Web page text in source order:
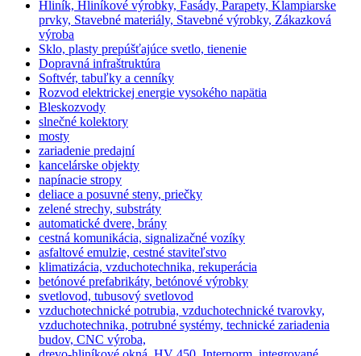
Hliník, Hliníkové výrobky, Fasády, Parapety, Klampiarske
prvky, Stavebné materiály, Stavebné výrobky, Zákazková
výroba
Sklo, plasty prepúšťajúce svetlo, tienenie
Dopravná infraštruktúra
Softvér, tabuľky a cenníky
Rozvod elektrickej energie vysokého napätia
Bleskozvody
slnečné kolektory
mosty
zariadenie predajní
kancelárske objekty
napínacie stropy
deliace a posuvné steny, priečky
zelené strechy, substráty
automatické dvere, brány
cestná komunikácia, signalizačné vozíky
asfaltové emulzie, cestné staviteľstvo
klimatizácia, vzduchotechnika, rekuperácia
betónové prefabrikáty, betónové výrobky
svetlovod, tubusový svetlovod
vzduchotechnické potrubia, vzduchotechnické tvarovky,
vzduchotechnika, potrubné systémy, technické zariadenia
budov, CNC výroba,